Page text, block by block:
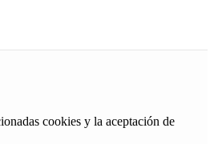
cookies y la aceptación de